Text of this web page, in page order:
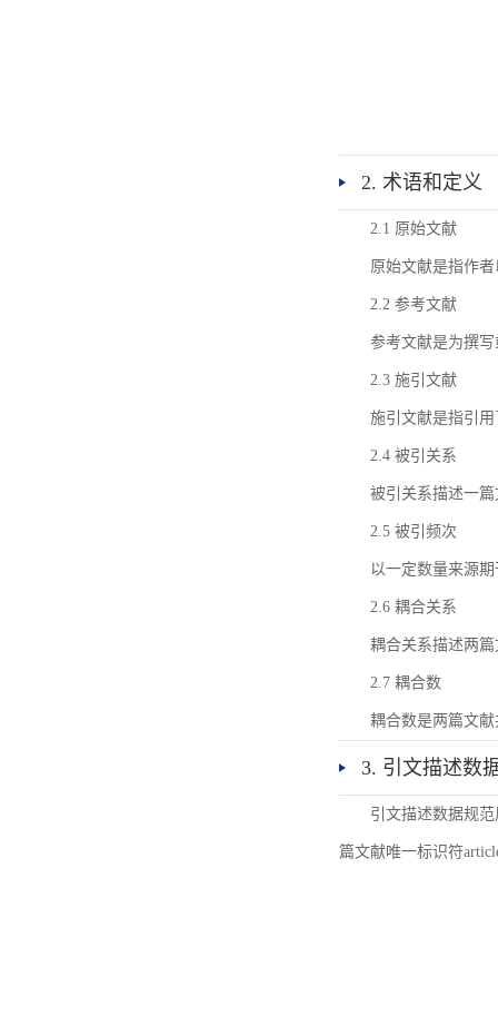
2. 术语和定义
2.1 原始文献
原始文献是指作
2.2 参考文献
参考文献是为撰
2.3 施引文献
施引文献是指引
2.4 被引关系
被引关系描述一
2.5 被引频次
以一定数量来源
2.6 耦合关系
耦合关系描述两
2.7 耦合数
耦合数是两篇文
3. 引文描述数
引文描述数据规
篇文献唯一标识符